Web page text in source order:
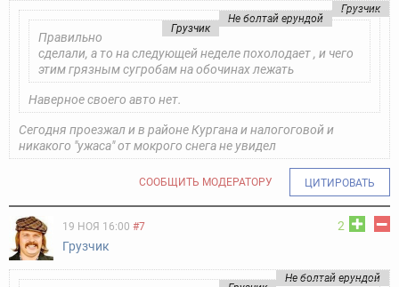
Грузчик
Не болтай ерундой
Грузчик
Правильно
сделали, а то на следующей неделе похолодает , и чего
этим грязным сугробам на обочинах лежать
Наверное своего авто нет.
Сегодня проезжал и в районе Кургана и налогоговой и
никакого "ужаса" от мокрого снега не увидел
СООБЩИТЬ МОДЕРАТОРУ ЦИТИРОВАТЬ
2
19 НОЯ 16:00 #7
Грузчик
Не болтай ерундой